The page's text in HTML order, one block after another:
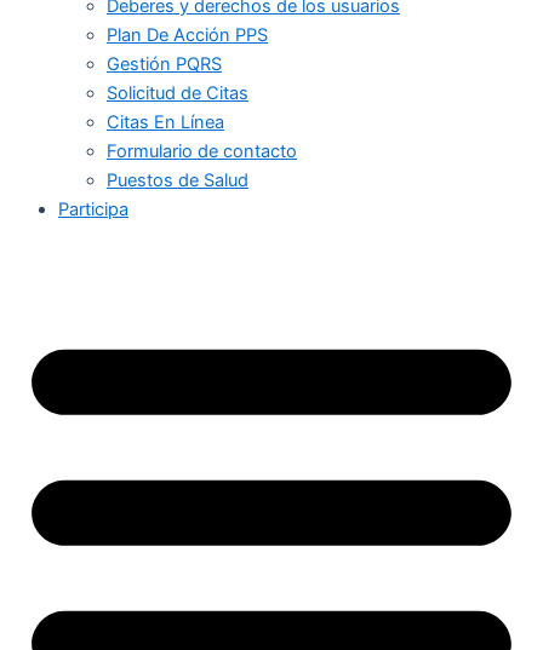
Deberes y derechos de los usuarios
Plan De Acción PPS
Gestión PQRS
Solicitud de Citas
Citas En Línea
Formulario de contacto
Puestos de Salud
Participa